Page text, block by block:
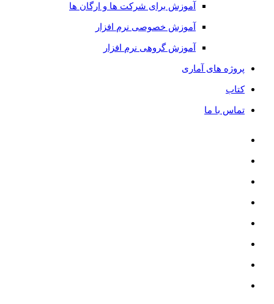
آموزش برای شرکت ها و ارگان ها
آموزش خصوصی نرم افزار
آموزش گروهی نرم افزار
پروژه های آماری
کتاب
تماس با ما